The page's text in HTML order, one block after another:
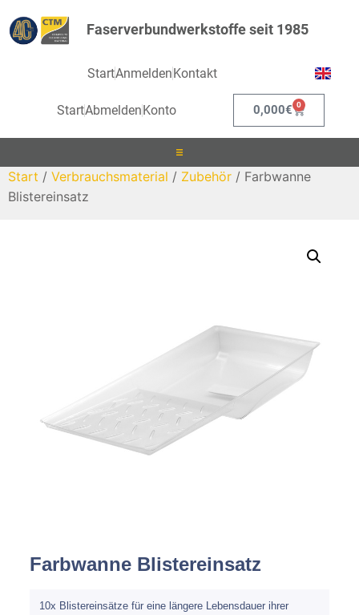
Faserverbundwerkstoffe seit 1985
StartAnmeldenKontakt
StartAbmelden Konto 0,000€ 0
Fasern
Kernmaterial
Start / Verbrauchsmaterial / Zubehör / Farbwanne
Blistereinsatz
Farbwanne Blistereinsatz
10x Blistereinsätze für eine längere Lebensdauer ihrer